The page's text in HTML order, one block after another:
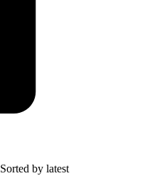
Sorted by latest